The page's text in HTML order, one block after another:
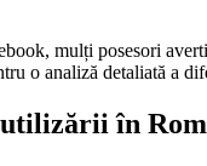
mulți posesori
o analiză detaliată a
în